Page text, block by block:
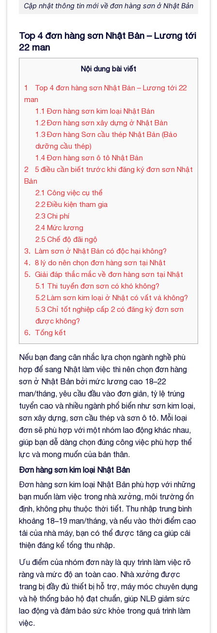
Cập nhật thông tin mới về đơn hàng sơn ở Nhật Bản
Top 4 đơn hàng sơn Nhật Bản – Lương tới
22 man
Nội dung bài viết
1
Top 4 đơn hàng sơn Nhật Bản – Lương tới 22
man
1.1 Đơn hàng sơn kim loại Nhật Bản
1.2Đơn hàng sơn xây dựng ở Nhật Bản
1.3Đơn hàng Sơn cầu thép Nhật Bản (Bảo
dưỡng cầu thép)
1.4Đơn hàng sơn ô tô Nhật Bản
2
5 điều cần biết trước khi đăng ký đơn sơn Nhật
Bản
2.1 Công việc cụ thể
2.2Điều kiện tham gia
2.3Chi phí
2.4Mức lương
2.5Chế độ đãi ngộ
3
Làm sơn ở Nhật Bản có độc hại không?
4
8 lý do nên chọn đơn hàng sơn tại Nhật
5
Giải đáp thắc mắc về đơn hàng sơn tại Nhật
5.1 Thi tuyển đơn sơn có khó không?
5.2Làm sơn kim loại ở Nhật có vất vả không?
5.3Chỉ tốt nghiệp cấp 2 có đăng ký đơn sơn
được không?
6
Tổng kết
Nếu bạn đang cân nhắc lựa chọn ngành nghề phù
hợp để sang Nhật làm việc thì nên chọn đơn hàng
sơn ở Nhật Bản bởi mức lương cao 18–22
man/tháng, yêu cầu đầu vào đơn giản, tỷ lệ trúng
tuyển cao và nhiều ngành phổ biến như sơn kim loại,
sơn xây dựng, sơn cầu thép và sơn ô tô. Mỗi loại
đơn sẽ phù hợp với một nhóm lao động khác nhau,
giúp bạn dễ dàng chọn đúng công việc phù hợp thể
lực và mong muốn của bản thân.
Đơn hàng sơn kim loại Nhật Bản
Đơn hàng sơn kim loại Nhật Bản phù hợp với những
bạn muốn làm việc trong nhà xưởng, môi trường ổn
định, không phụ thuộc thời tiết. Thu nhập trung bình
khoảng 18–19 man/tháng, và nếu vào thời điểm cao
tải của nhà máy, bạn có thể được tăng ca giúp cải
thiện đáng kể tổng thu nhập.
Ưu điểm của nhóm đơn này là quy trình làm việc rõ
ràng và mức độ an toàn cao. Nhà xưởng được
trang bị đầy đủ thiết bị hỗ trợ, máy móc chuyên dụng
và hệ thống bảo hộ đạt chuẩn, giúp NLĐ giảm sức
lao động và đảm bảo sức khỏe trong quá trình làm
việc.